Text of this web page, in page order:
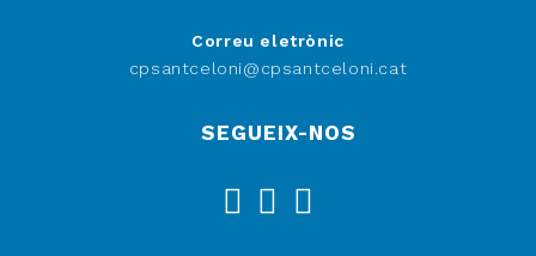
Correu eletrònic
cpsantceloni@cpsantceloni.catOpens
SEGUEIX-NOS